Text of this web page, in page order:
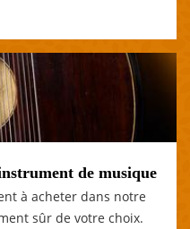
de musique
à acheter dans notre
sûr de votre choix.